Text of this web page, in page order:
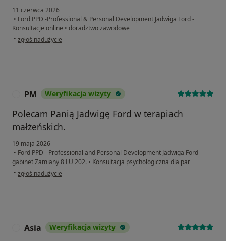
11 czerwca 2026
• Ford PPD -Professional & Personal Development Jadwiga Ford -
Konsultacje online • doradztwo zawodowe
• w opinii użytkownika Natalia
zgłoś nadużycie
PM Weryfikacja wizyty
Polecam Panią Jadwigę Ford w terapiach
małżeńskich.
19 maja 2026
• Ford PPD - Professional and Personal Development Jadwiga Ford -
gabinet Zamiany 8 LU 202. • Konsultacja psychologiczna dla par
• w opinii użytkownika PM
zgłoś nadużycie
Asia Weryfikacja wizyty